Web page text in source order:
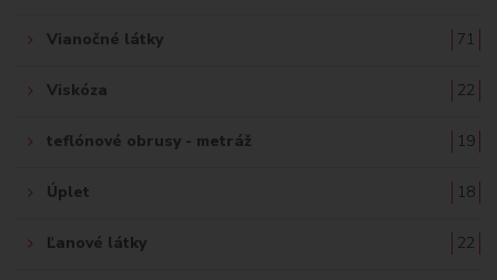
Vianočné látky 71
Viskóza 22
teflónové obrusy - metráž 19
Úplet 18
Ľanové látky 22